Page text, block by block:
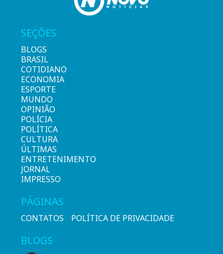
SEÇÕES
BLOGS
BRASIL
COTIDIANO
ECONOMIA
ESPORTE
MUNDO
OPINIÃO
POLÍCIA
POLÍTICA
CULTURA
ÚLTIMAS
ENTRETENIMENTO
JORNAL
IMPRESSO
PÁGINAS
CONTATOS POLÍTICA DE PRIVACIDADE
BLOGS